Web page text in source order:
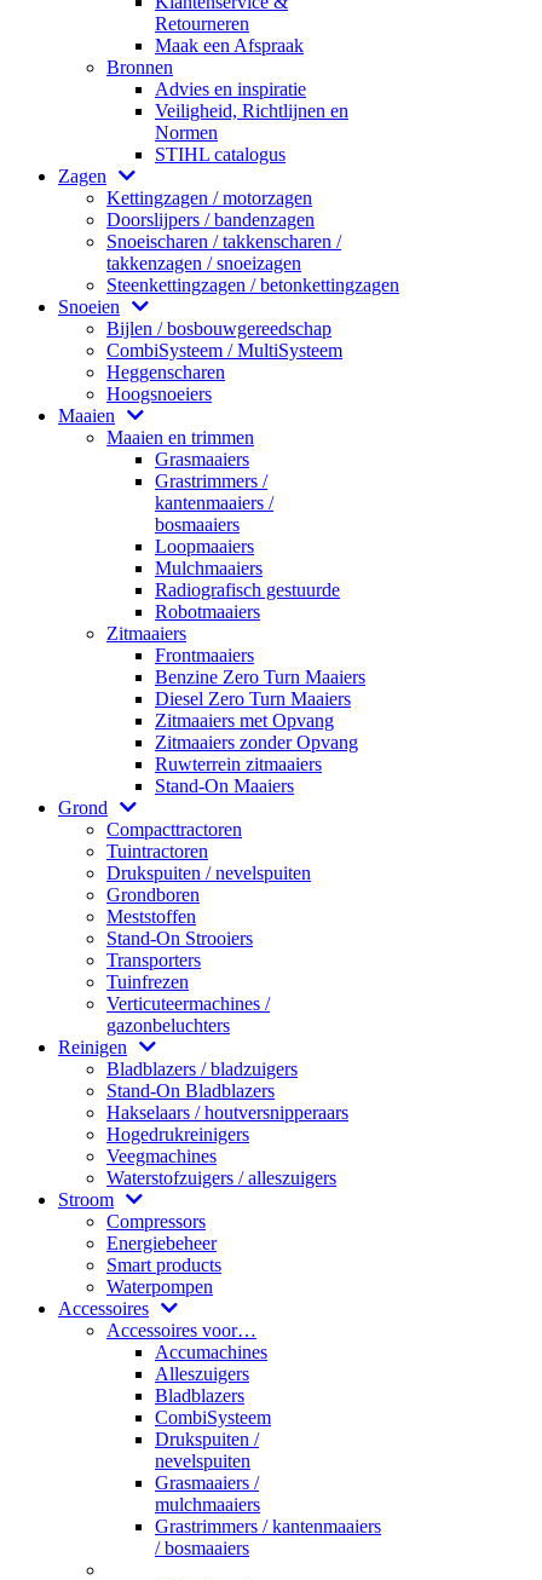
Retourneren
Maak een Afspraak
Bronnen
Advies en inspiratie
Veiligheid, Richtlijnen en
Normen
STIHL catalogus
Zagen
Kettingzagen / motorzagen
Doorslijpers / bandenzagen
Snoeischaren / takkenscharen /
takkenzagen / snoeizagen
Steenkettingzagen / betonkettingzagen
Snoeien
Bijlen / bosbouwgereedschap
CombiSysteem / MultiSysteem
Heggenscharen
Hoogsnoeiers
Maaien
Maaien en trimmen
Grasmaaiers
Grastrimmers /
kantenmaaiers /
bosmaaiers
Loopmaaiers
Mulchmaaiers
Radiografisch gestuurde
Robotmaaiers
Zitmaaiers
Frontmaaiers
Benzine Zero Turn Maaiers
Diesel Zero Turn Maaiers
Zitmaaiers met Opvang
Zitmaaiers zonder Opvang
Ruwterrein zitmaaiers
Stand-On Maaiers
Grond
Compacttractoren
Tuintractoren
Drukspuiten / nevelspuiten
Grondboren
Meststoffen
Stand-On Strooiers
Transporters
Tuinfrezen
Verticuteermachines /
gazonbeluchters
Reinigen
Bladblazers / bladzuigers
Stand-On Bladblazers
Hakselaars / houtversnipperaars
Hogedrukreinigers
Veegmachines
Waterstofzuigers / alleszuigers
Stroom
Compressors
Energiebeheer
Smart products
Waterpompen
Accessoires
Accessoires voor…
Accumachines
Alleszuigers
Bladblazers
CombiSysteem
Drukspuiten /
nevelspuiten
Grasmaaiers /
mulchmaaiers
Grastrimmers / kantenmaaiers
/ bosmaaiers